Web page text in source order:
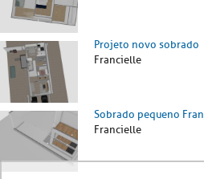
Projeto novo sobrado
Francielle
Sobrado pequeno Fran
Francielle